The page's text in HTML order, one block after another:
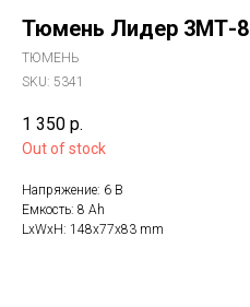
Тюмень Лидер 3МТ-8
ТЮМЕНЬ
SKU: 5341
1 350 р.
Out of stock
Напряжение: 6 B
Емкость: 8 Ah
LxWxH: 148x77x83 mm